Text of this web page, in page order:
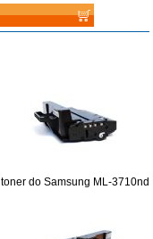
toner do Samsung ML-3710nd